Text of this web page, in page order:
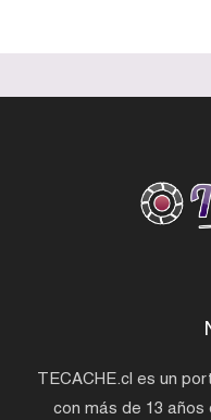
TECACHE.cl es un
con más de 13